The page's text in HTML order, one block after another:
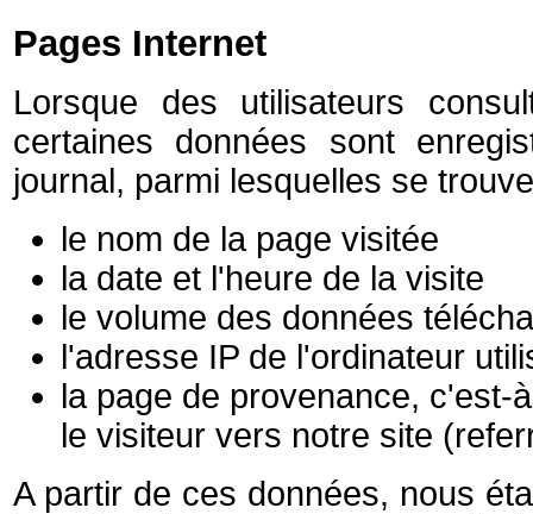
Pages Internet
Lorsque des utilisateurs
certaines données sont
journal, parmi lesquelles se
le nom de la page visitée
la date et l'heure de la visite
le volume des données
l'adresse IP de l'ordinateur
la page de provenance, c'est-
le visiteur vers notre site (
A partir de ces données, nous